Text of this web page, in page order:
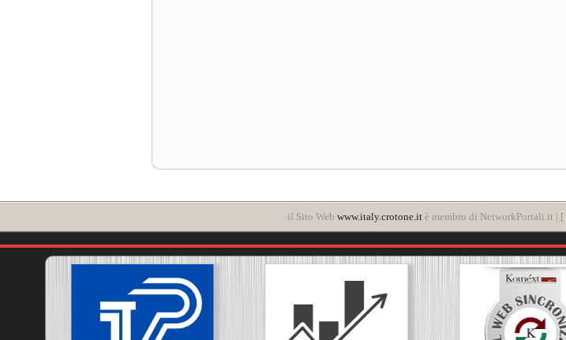
il Sito Web www.italy.crotone.itè membro di NetworkPortali.it | [